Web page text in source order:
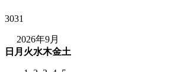
3031
2026年9月
日 月 火水木金土